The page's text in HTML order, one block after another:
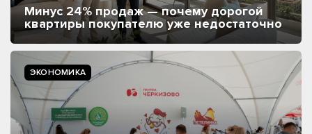
Минус 24% продаж — почему дорогой
квартиры покупателю уже недостаточно
ЭКОНОМИКА